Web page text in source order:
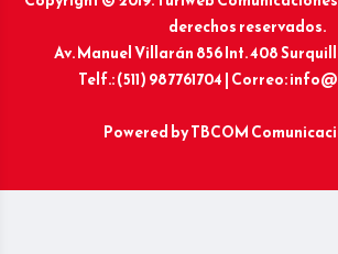
derechos reservados.
Av. Manuel Villarán 856 Int. 408
Telf.: (511) 987761704 | Correo:
Powered byTBCOM